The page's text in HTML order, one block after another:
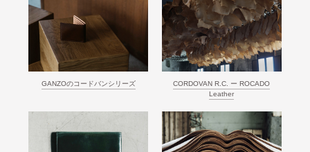
GANZOのコードバンシリーズ
CORDOVAN R.C. ー ROCADO
Leather